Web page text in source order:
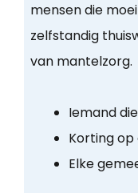
mensen die
zelfstandig
van mantelzorg.
Iemand
Korting
Elke